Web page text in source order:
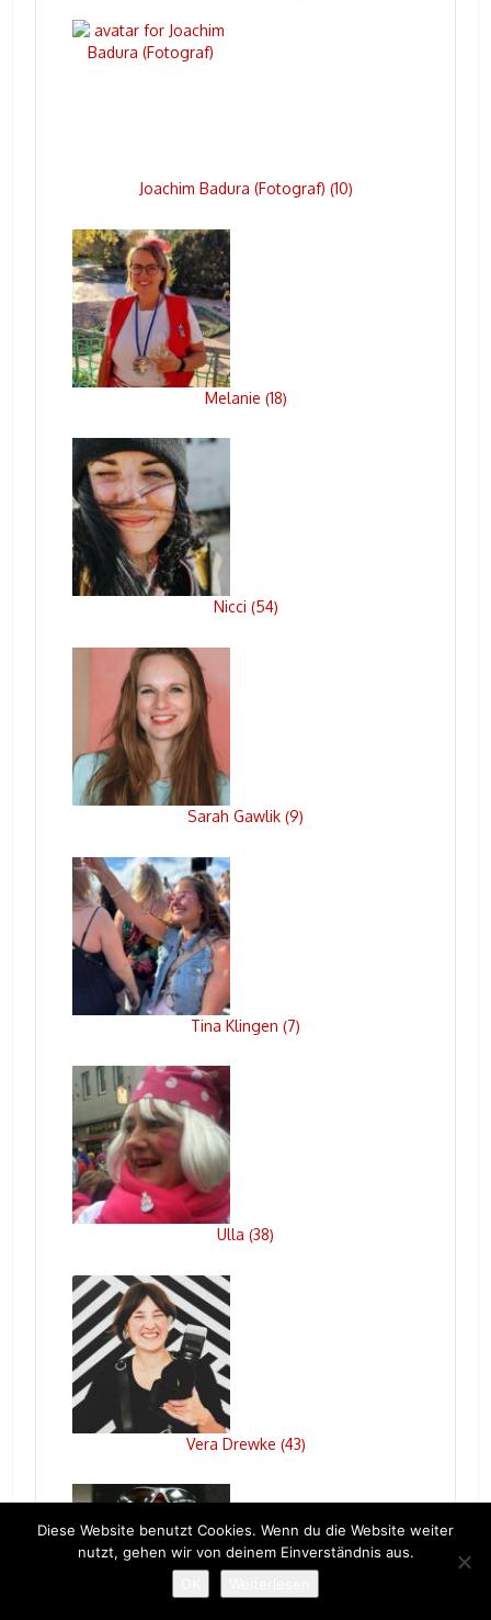
Joachim Badura (Fotograf) (10)
Melanie (18)
Nicci (54)
Sarah Gawlik (9)
Tina Klingen (7)
Ulla (38)
Vera Drewke (43)
Diese Website benutzt Cookies. Wenn du die Website weiter
nutzt, gehen wir von deinem Einverständnis aus.